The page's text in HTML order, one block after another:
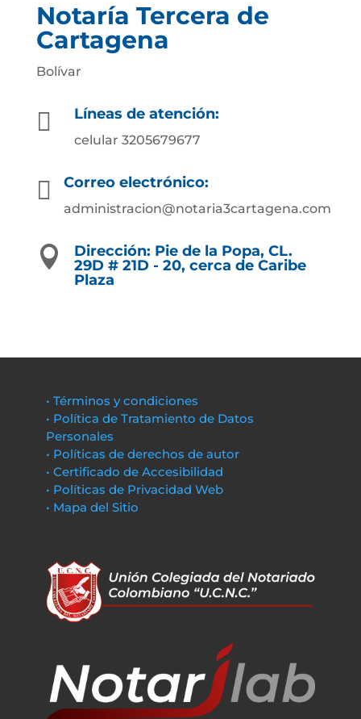
Notaría Tercera de
Cartagena
Bolívar
 Líneas de atención:
celular 3205679677
 Correo electrónico:
administracion@notaria3cartagena.com

Dirección: Pie de la Popa, CL.
29D # 21D - 20, cerca de Caribe
Plaza
• Términos y condiciones
• Política de Tratamiento de Datos
Personales
• Políticas de derechos de autor
• Certificado de Accesibilidad
• Políticas de Privacidad Web
• Mapa del Sitio